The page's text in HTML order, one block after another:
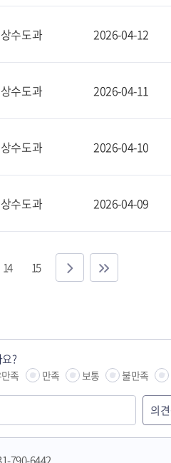
상수도과 2026-04-12
상수도과 2026-04-11
상수도과 2026-04-10
상수도과 2026-04-09
14 15
?
족 만족 보통 불만족